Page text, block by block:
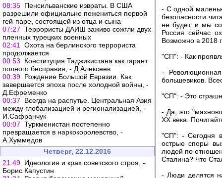
08:35 Пенсильванские извраты. В США
разрешили официально пожениться первой
гей-паре, состоящей из отца и сына
07:27 Террористы ДАИШ заживо сожгли двух
пленных турецких военных
02:41
Охота на берлинского террориста
продолжается
00:53
Конституция Таджикистана как гарант
полного бесправия, - Д.Алексеев
00:39 Рождение Большой Евразии. Как
завершается эпоха после холодной войны, -
Д.Ефременко
00:37
Всегда на распутье. Центральная Азия
между глобализацией и регионализацией, -
И.Сафранчук
00:07 Туркменистан постепенно
превращается в наркокоролевство, -
А.Хуммедов
Четверг, 22.12.2016
21:49 Идеология и крах советского строя, -
Борис Капустин
- С одной
безопасности
не будет, и мы
Россия сейчас
Возможно в 2018
"СП": - Как
-
большевиков.
"СП": - Это
- Да, это
XX века.
"СП": - Сегодня
острые споры
людей по
Сталина? Что
- Люди делятся